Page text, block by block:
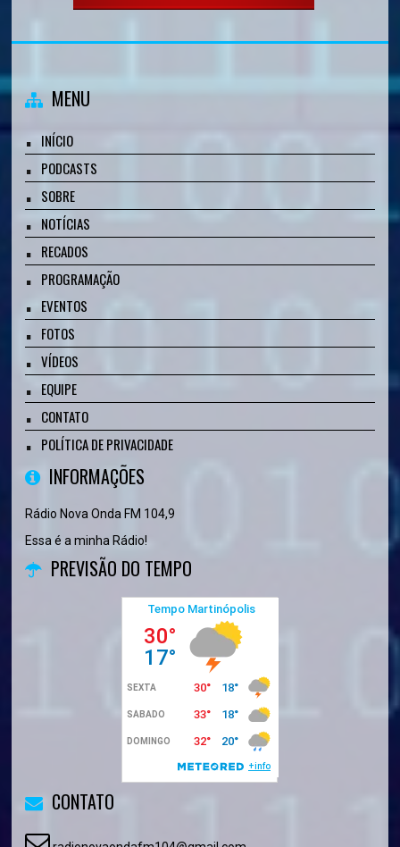
MENU
INÍCIO
PODCASTS
SOBRE
NOTÍCIAS
RECADOS
PROGRAMAÇÃO
EVENTOS
FOTOS
VÍDEOS
EQUIPE
CONTATO
POLÍTICA DE PRIVACIDADE
INFORMAÇÕES
Rádio Nova Onda FM 104,9
Essa é a minha Rádio!
PREVISÃO DO TEMPO
CONTATO